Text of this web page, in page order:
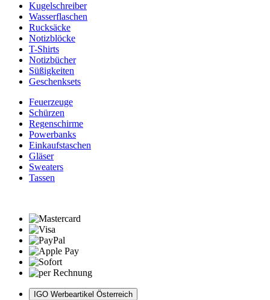
Kugelschreiber
Wasserflaschen
Rucksäcke
Notizblöcke
T-Shirts
Notizbücher
Süßigkeiten
Geschenksets
Feuerzeuge
Schürzen
Regenschirme
Powerbanks
Einkaufstaschen
Gläser
Sweaters
Tassen
IGO Werbeartikel Österreich